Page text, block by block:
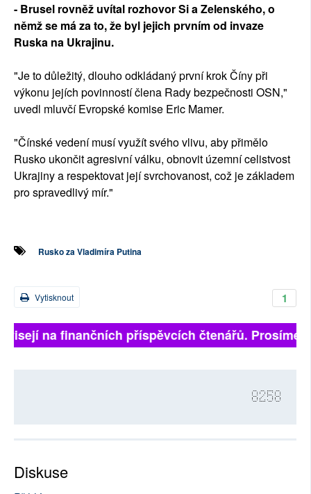
- Brusel rovněž uvítal rozhovor Si a Zelenského, o
němž se má za to, že byl jejich prvním od invaze
Ruska na Ukrajinu.
"Je to důležitý, dlouho odkládaný první krok Číny při
výkonu jejích povinností člena Rady bezpečnosti OSN,"
uvedl mluvčí Evropské komise Eric Mamer.
"Čínské vedení musí využít svého vlivu, aby přimělo
Rusko ukončit agresivní válku, obnovit územní celistvost
Ukrajiny a respektovat její svrchovanost, což je základem
pro spravedlivý mír."
Rusko za Vladimíra Putina
1
Vytisknout
na finančních příspěvcích čtenářů. Prosíme,
8258
Diskuse